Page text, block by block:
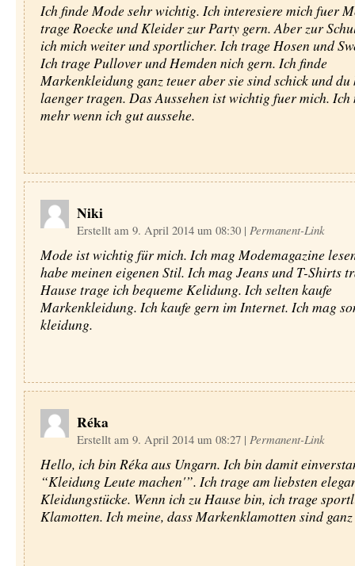
Ich finde Mode sehr wichtig. Ich interesiere mich fuer
trage Roecke und Kleider zur Party gern. Aber zur
ich mich weiter und sportlicher. Ich trage Hosen und
Ich trage Pullover und Hemden nich gern. Ich finde
Markenkleidung ganz teuer aber sie sind schick und du
laenger tragen. Das Aussehen ist wichtig fuer mich. Ich
mehr wenn ich gut aussehe.
Niki
Erstellt am 9. April 2014 um 08:30 | Permanent-Link
Mode ist wichtig für mich. Ich mag Modemagazine
habe meinen eigenen Stil. Ich mag Jeans und T-Shirts
Hause trage ich bequeme Kelidung. Ich selten kaufe
Markenkleidung. Ich kaufe gern im Internet. Ich mag
kleidung.
Réka
Erstellt am 9. April 2014 um 08:27 | Permanent-Link
Hello, ich bin Réka aus Ungarn. Ich bin damit
“Kleidung Leute machen'”. Ich trage am liebsten
Kleidungstücke. Wenn ich zu Hause bin, ich trage
Klamotten. Ich meine, dass Markenklamotten sind